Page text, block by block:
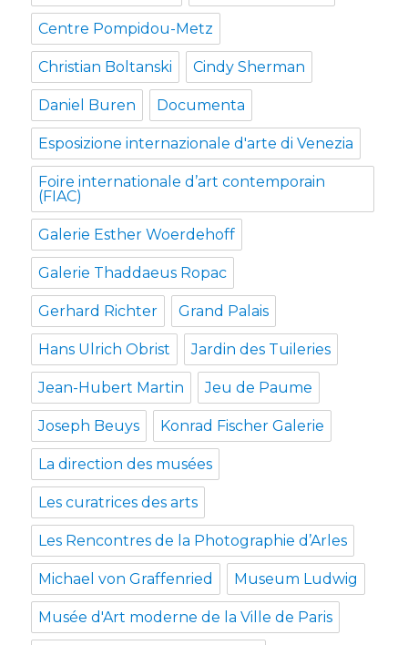
Centre Pompidou-Metz
Christian Boltanski Cindy Sherman
Daniel Buren Documenta
Esposizione internazionale d'arte di Venezia
Foire internationale d’art contemporain
(FIAC)
Galerie Esther Woerdehoff
Galerie Thaddaeus Ropac
Gerhard Richter Grand Palais
Hans Ulrich Obrist Jardin des Tuileries
Jean-Hubert Martin Jeu de Paume
Joseph Beuys Konrad Fischer Galerie
La direction des musées
Les curatrices des arts
Les Rencontres de la Photographie d’Arles
Michael von Graffenried Museum Ludwig
Musée d'Art moderne de la Ville de Paris